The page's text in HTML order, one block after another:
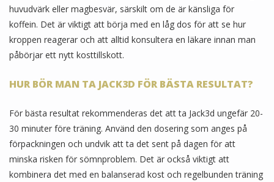
huvudvärk eller magbesvär, särskilt om de är känsliga för
koffein. Det är viktigt att börja med en låg dos för att se hur
kroppen reagerar och att alltid konsultera en läkare innan man
påbörjar ett nytt kosttillskott.
HUR BÖR MAN TA JACK3D FÖR BÄSTA RESULTAT?
För bästa resultat rekommenderas det att ta Jack3d ungefär 20-
30 minuter före träning. Använd den dosering som anges på
förpackningen och undvik att ta det sent på dagen för att
minska risken för sömnproblem. Det är också viktigt att
kombinera det med en balanserad kost och regelbunden träning